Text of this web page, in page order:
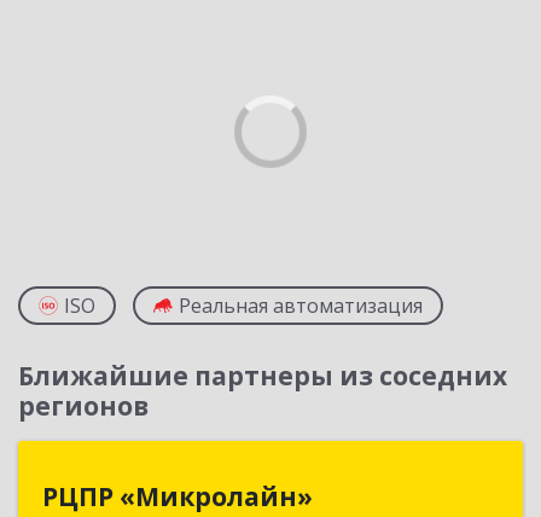
ISO Реальная автоматизация
Ближайшие партнеры из соседних
регионов
РЦПР «Микролайн»
РЦПР «Микролайн»